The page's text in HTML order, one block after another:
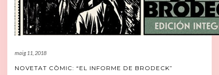
maig 11, 2018
NOVETAT CÒMIC: “EL INFORME DE BRODECK”